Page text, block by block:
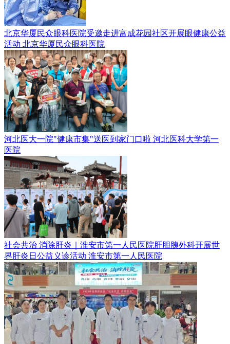
北京华厦民众眼科医院受邀走进富成花园社区开展眼健康公益
活动 北京华厦民众眼科医院
河北医大一院"健康市集"送医到家门口啦 河北医科大学第一
医院
社会共治 消除肝炎｜淮安市第一人民医院肝胆胰外科开展世
界肝炎日公益义诊活动 淮安市第一人民医院